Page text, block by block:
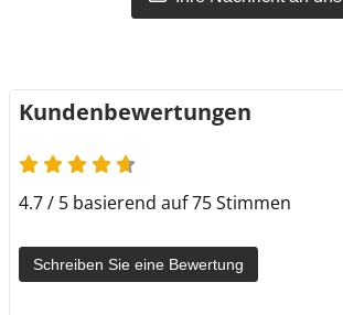
Kundenbewertungen
4.7 von 5
4.7 / 5 basierend auf 75 Stimmen
Schreiben Sie eine Bewertung